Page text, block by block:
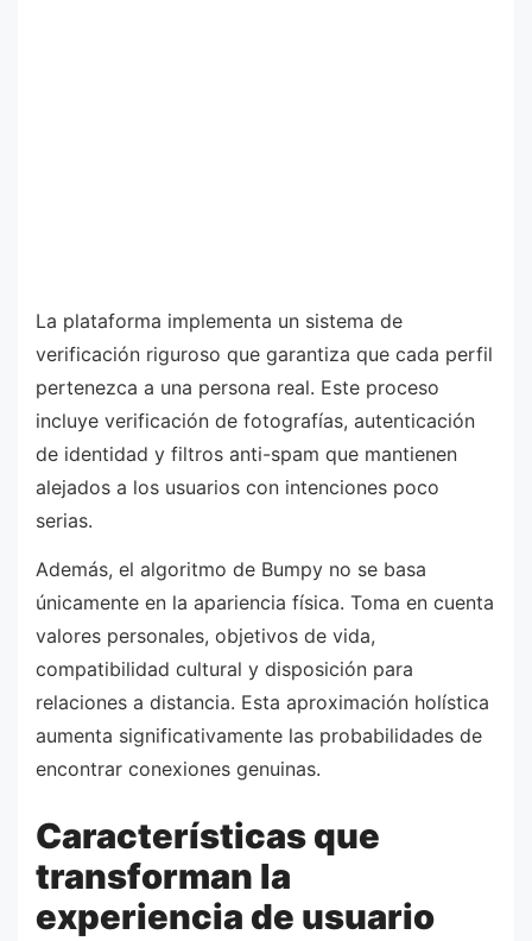
La plataforma implementa un sistema de
verificación riguroso que garantiza que cada perfil
pertenezca a una persona real. Este proceso
incluye verificación de fotografías, autenticación
de identidad y filtros anti-spam que mantienen
alejados a los usuarios con intenciones poco
serias.
Además, el algoritmo de Bumpy no se basa
únicamente en la apariencia física. Toma en cuenta
valores personales, objetivos de vida,
compatibilidad cultural y disposición para
relaciones a distancia. Esta aproximación holística
aumenta significativamente las probabilidades de
encontrar conexiones genuinas.
Características que
transforman la
experiencia de usuario